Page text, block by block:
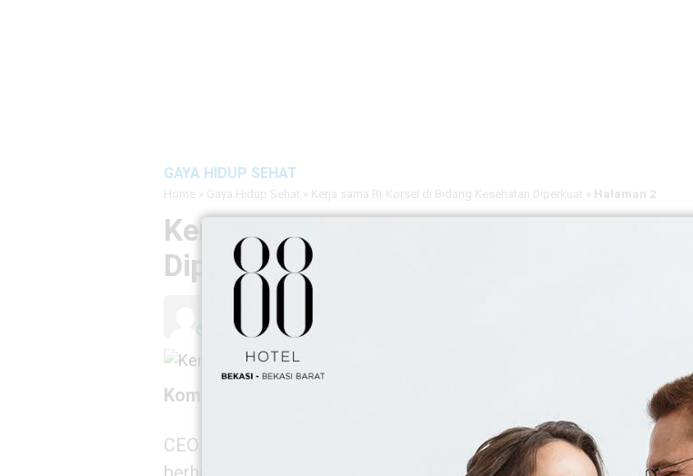
GAYA HIDUP SEHAT
Home » Gaya Hidup Sehat » Kerja sama RI-Korsel di Bidang Kesehatan Diperkuat » Halaman 2
Kerja sama RI-Korsel di Bidang
Diperkuat
4 Jun 2026
Komitmen Dua Negara
CEO NK Global Holdings menyatakan dukungannya. Pemerintah